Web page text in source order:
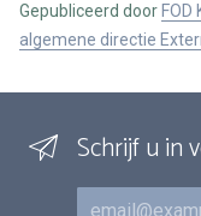
Gepubliceerd door
algemene directie
Schrijf u in
E-mail